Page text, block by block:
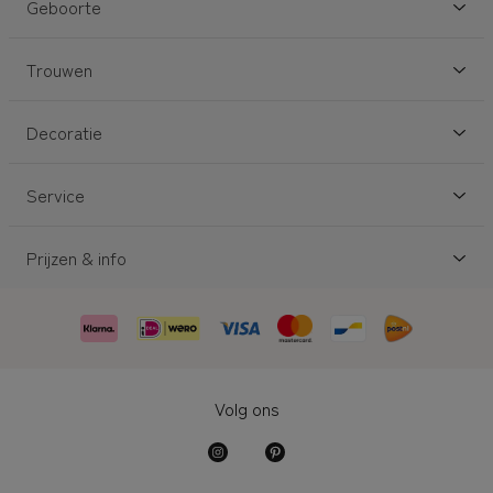
Geboorte
Trouwen
Decoratie
Service
Prijzen & info
Volg ons